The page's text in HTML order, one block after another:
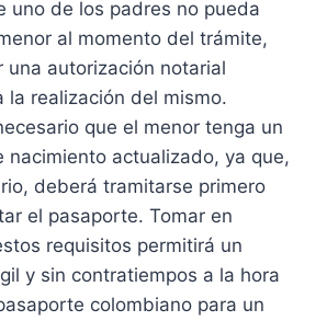
uno de los padres no pueda
al momento del trámite,
una autorización notarial
la realización del mismo.
que el menor tenga un
nacimiento actualizado, ya que,
deberá tramitarse primero
el pasaporte. Tomar en
requisitos permitirá un
y sin contratiempos a la hora
colombiano para un